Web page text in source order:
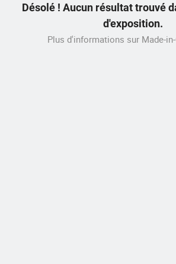
Désolé ! Aucun résultat trouvé
d'exposition.
Plus d'informations sur Made-